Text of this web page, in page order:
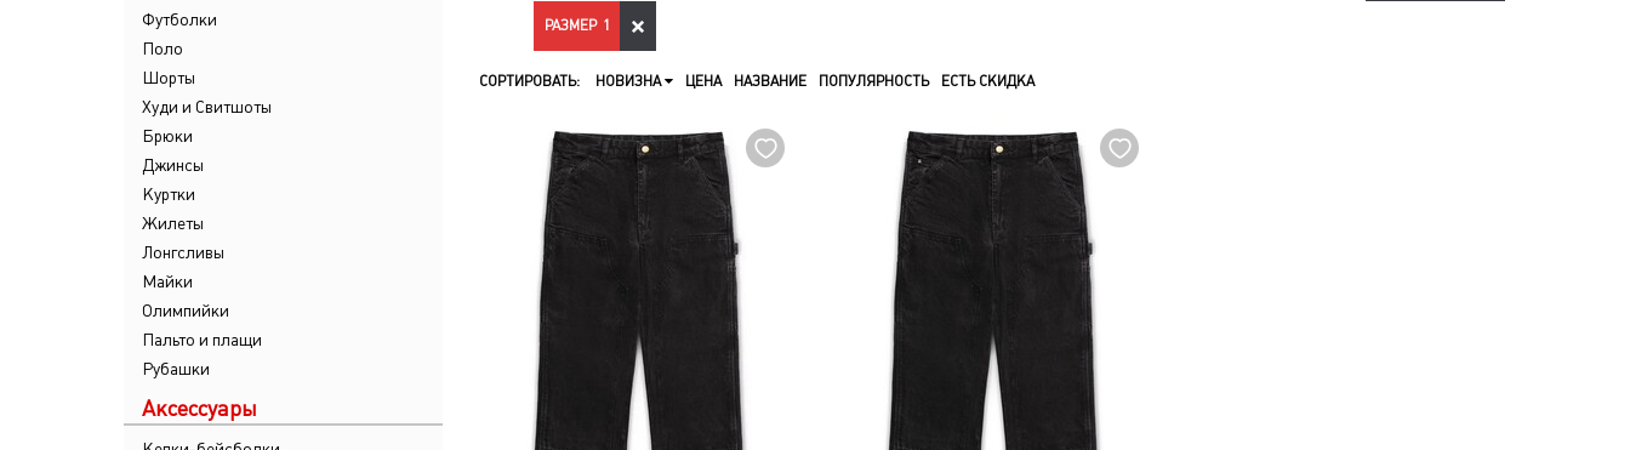
Футболки
Поло
Шорты
Худи и Свитшоты
Брюки
Джинсы
Куртки
Жилеты
Лонгсливы
Майки
Олимпийки
Пальто и плащи
Рубашки
Аксессуары
РАЗМЕР 1
СОРТИРОВАТЬ: НОВИЗНА ЦЕНА НАЗВАНИЕ ПОПУЛЯРНОСТЬ ЕСТЬ СКИДКА